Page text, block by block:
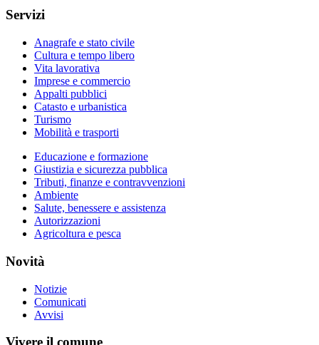
Servizi
Anagrafe e stato civile
Cultura e tempo libero
Vita lavorativa
Imprese e commercio
Appalti pubblici
Catasto e urbanistica
Turismo
Mobilità e trasporti
Educazione e formazione
Giustizia e sicurezza pubblica
Tributi, finanze e contravvenzioni
Ambiente
Salute, benessere e assistenza
Autorizzazioni
Agricoltura e pesca
Novità
Notizie
Comunicati
Avvisi
Vivere il comune